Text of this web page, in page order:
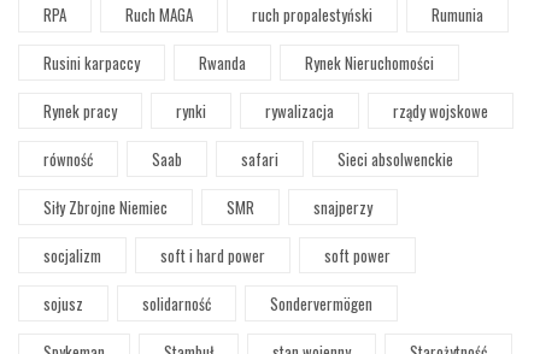
RPA
Ruch MAGA ruch propalestyński
Rumunia
Rusini karpaccy
Rwanda
Rynek Nieruchomości
Rynek pracy
rynki rywalizacja
rządy wojskowe
równość
Saab safari
Sieci absolwenckie
Siły Zbrojne Niemiec
SMR
snajperzy
socjalizm
soft i hard power
soft power
sojusz
solidarność
Sondervermögen